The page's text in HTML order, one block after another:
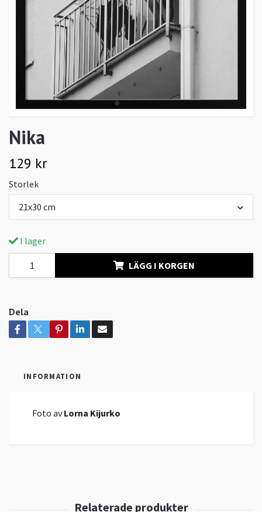
Nika
129 kr
Storlek
21x30 cm
I lager
LÄGG I KORGEN
Dela
INFORMATION
Foto avLorna Kijurko